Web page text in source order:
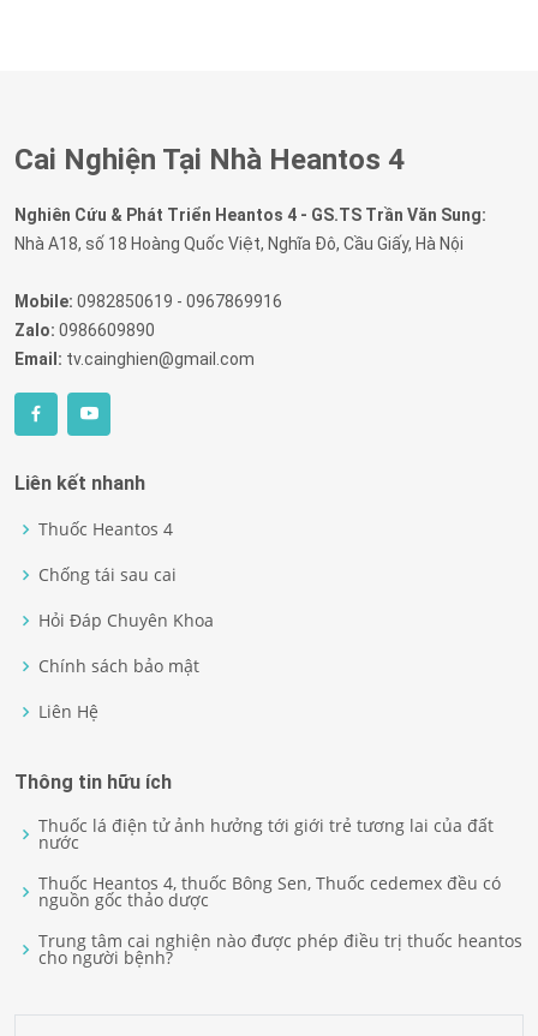
Cai Nghiện Tại Nhà Heantos 4
Nghiên Cứu & Phát Triển Heantos 4 - GS.TS Trần Văn Sung:
Nhà A18, số 18 Hoàng Quốc Việt, Nghĩa Đô, Cầu Giấy, Hà Nội
Mobile: 0982850619 - 0967869916
Zalo: 0986609890
Email: tv.cainghien@gmail.com
Liên kết nhanh
Thuốc Heantos 4
Chống tái sau cai
Hỏi Đáp Chuyên Khoa
Chính sách bảo mật
Liên Hệ
Thông tin hữu ích
Thuốc lá điện tử ảnh hưởng tới giới trẻ tương lai của đất
nước
Thuốc Heantos 4, thuốc Bông Sen, Thuốc cedemex đều có
nguồn gốc thảo dược
Trung tâm cai nghiện nào được phép điều trị thuốc heantos
cho người bệnh?